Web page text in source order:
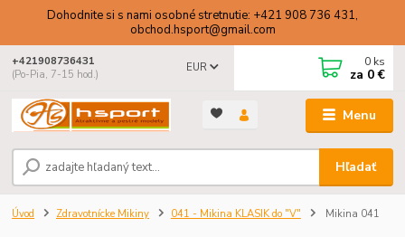
Dohodnite si s nami osobné stretnutie: +421 908 736 431,
obchod.hsport@gmail.com
Menu
EUR
Hľadať
+421908736431
(Po-Pia, 7-15 hod.)
0 ks
za 0 €
Úvod Zdravotnícke Mikiny 041 - Mikina KLASIK do "V" Mikina 041